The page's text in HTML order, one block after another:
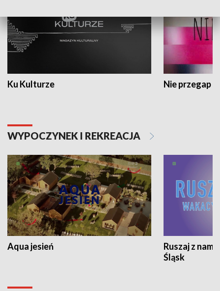
Ku Kulturze Nie przegap
WYPOCZYNEK I REKREACJA
Aqua jesień
Ruszaj z
Śląsk